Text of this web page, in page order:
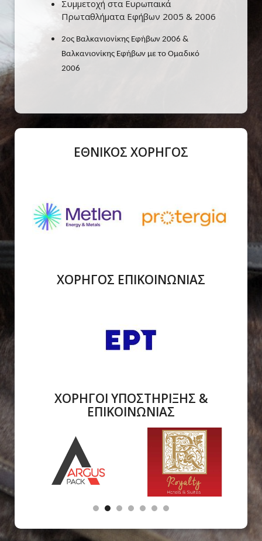
Συμμετοχή στα Ευρωπαικά
Πρωταθλήματα Εφήβων 2005 & 2006
2ος Βαλκανιονίκης Εφήβων 2006 &
Βαλκανιονίκης Εφήβων με το Ομαδικό
2006
ΕΘΝΙΚΟΣ ΧΟΡΗΓΟΣ
ΧΟΡΗΓΟΣ ΕΠΙΚΟΙΝΩΝΙΑΣ
ΧΟΡΗΓΟΙ ΥΠΟΣΤΗΡΙΞΗΣ &
ΕΠΙΚΟΙΝΩΝΙΑΣ